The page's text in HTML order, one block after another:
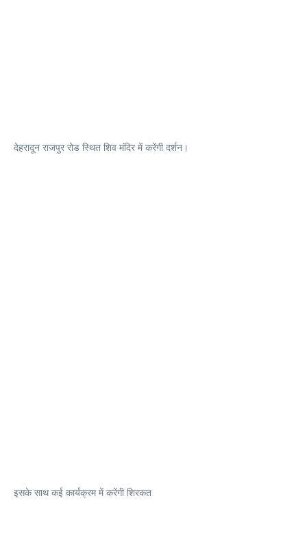
देहरादून राजपुर रोड स्थित शिव मंदिर में करेंगी दर्शन।
इसके साथ कई कार्यक्रम में करेंगी शिरकत